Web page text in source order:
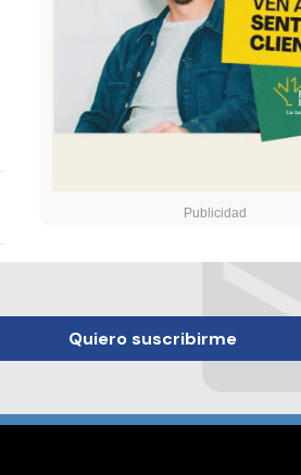
Quiero suscribirme